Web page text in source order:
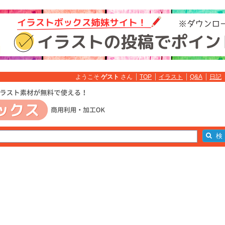
ようこそ ゲスト さん TOP イラスト Q&A 日記